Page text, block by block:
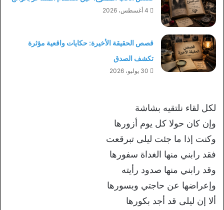
4 أغسطس، 2026
قصص الحقيقة الأخيرة: حكايات واقعية مؤثرة
تكشف الصدق
30 يوليو، 2026
لكل لقاء نلتقيه بشاشة
وإن كان حولا كل يوم أزورها
وكنت إذا ما جئت ليلى تبرقعت
فقد رابني منها الغداة سفورها
وقد رابني منها صدود رأيته
وإعراضها عن حاجتي وبسورها
ألا إن ليلى قد أجد بكورها